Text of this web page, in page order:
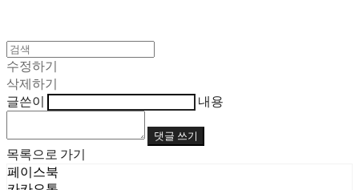
수정하기
삭제하기
글쓴이
내용
댓글 쓰기
목록으로 가기
페이스북